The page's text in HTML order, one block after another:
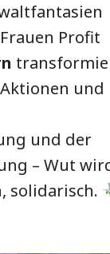
Profit
und
und der
– Wut
solidarisch.